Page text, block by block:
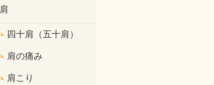
肩
四十肩（五十肩）
肩の痛み
肩こり